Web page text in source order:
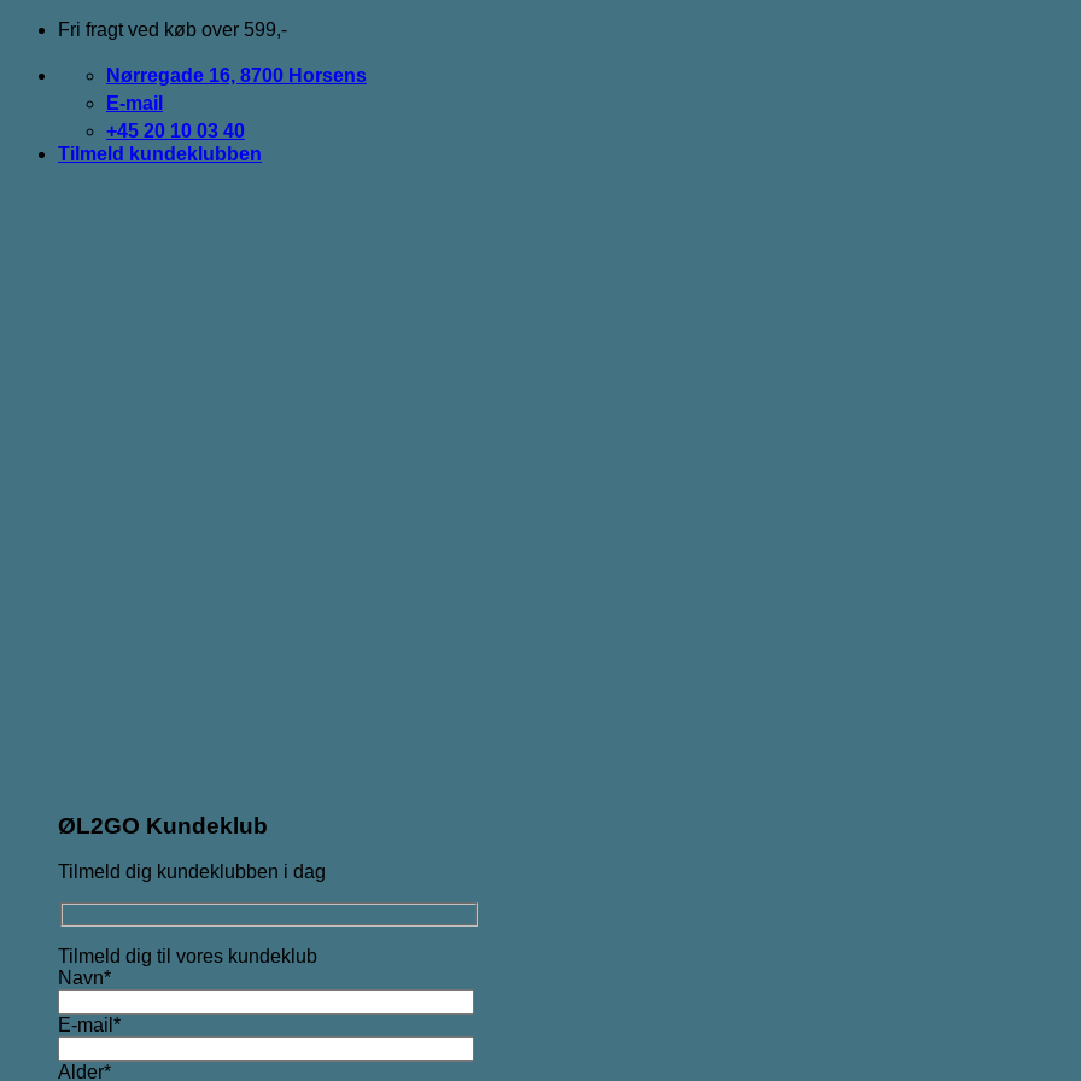
Fortsæt
indhold
Fri fragt ved køb over 599,-
Nørregade 16, 8700 Horsens
E-mail
+45 20 10 03 40
Tilmeld kundeklubben
ØL2GO Kundeklub
Tilmeld dig kundeklubben i dag
Tilmeld dig til vores kundeklub
Navn*
E-mail*
Alder*